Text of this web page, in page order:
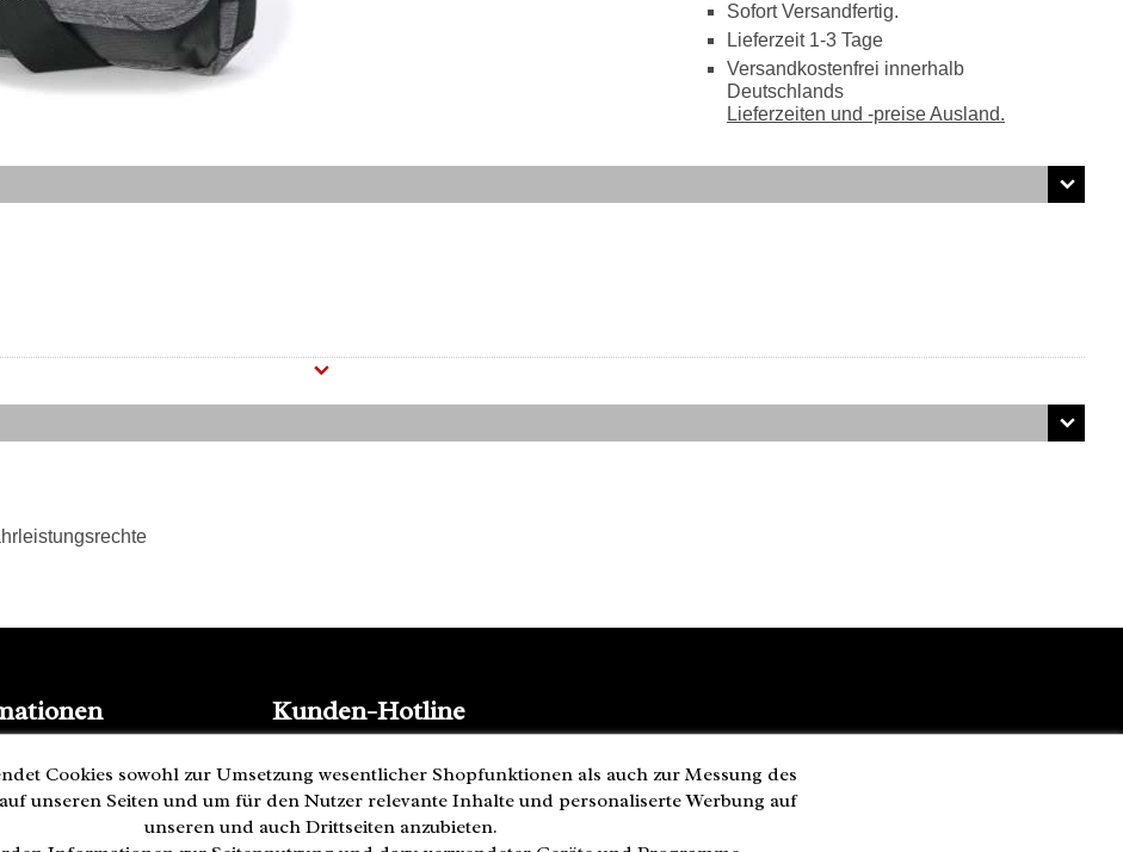
Sofort Versandfertig.
Lieferzeit 1-3 Tage
Versandkostenfrei innerhalb
Deutschlands
Lieferzeiten und -preise Ausland.
Kunden-Hotline
Mo - Fr 08:00 - 18:00
Cookies sowohl zur Umsetzung wesentlicher Shopfunktionen als auch zur Messung des
unseren Seiten und um für den Nutzer relevante Inhalte und personaliserte Werbung auf
unseren und auch Drittseiten anzubieten.